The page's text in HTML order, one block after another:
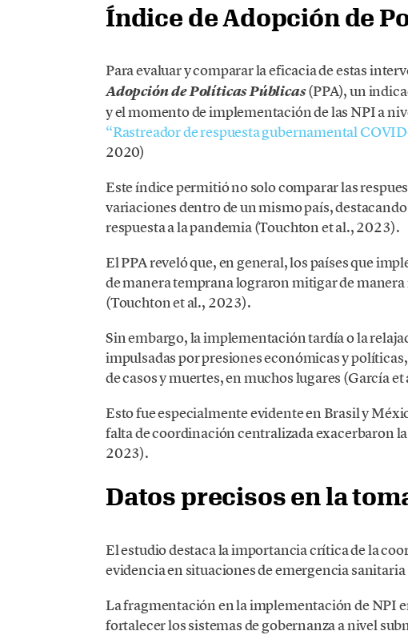
Índice de Adopción de
Para evaluar y comparar la eficacia de estas
Adopción de Políticas Públicas(PPA), un
y el momento de implementación de las NPI a
“Rastreador de respuesta gubernamental
2020)
Este índice permitió no solo comparar las
variaciones dentro de un mismo país,
respuesta a la pandemia (Touchton et al., 2023).
El PPA reveló que, en general, los países que
de manera temprana lograron mitigar de
(Touchton et al., 2023).
Sin embargo, la implementación tardía o la
impulsadas por presiones económicas y
de casos y muertes, en muchos lugares (García
Esto fue especialmente evidente en Brasil y
falta de coordinación centralizada exacerbaron
2023).
Datos precisos en la
El estudio destaca la importancia crítica de la
evidencia en situaciones de emergencia
La fragmentación en la implementación de NPI
fortalecer los sistemas de gobernanza a nivel